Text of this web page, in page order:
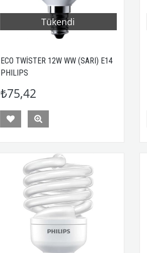
Tükendi
ECO TWİSTER 12W WW (SARI) E14
PHILIPS
₺75,42